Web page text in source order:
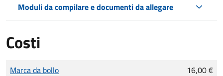
Moduli da compilare e documenti da allegare
Costi
Tipo di pagamento
Importo
Marca da bollo 16,00 €